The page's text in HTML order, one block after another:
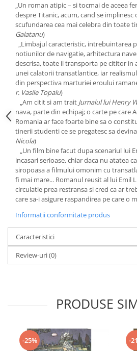
„Un roman atipic – si tocmai de aceea
despre Titanic, acum, cand se implinesc
scufundarea cea mai celebra din toate
Galatanu)
„Limbajul caracteristic, intrebuintarea
notiunilor de navigatie, arhitectura
descrisa, toate il transporta pe cititor in
unei calatorii transatlantice, iar
din perspectiva marturiei eroului
r. Vasile Topalu)
„Am citit si am trait Jurnalul lui Henry
nava, parte din echipaj; o carte pe care
Romania ar face foarte bine sa o
tinerii studenti ce se pregatesc sa
Nicola)
„Un film bine facut dupa scenariul lui
incasari serioase, chiar daca nu atatea
siropoasa a filmului omonim cu
fi mai mare... Romanul reusit al lui Emil
circulatie prea restransa si cred ca ar
care sa-i asigure raspandirea pe care o
Informatii conformitate produs
Caracteristici
Review-uri(0)
PRODUSE
-25% -